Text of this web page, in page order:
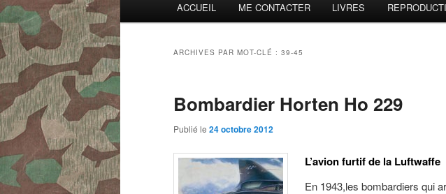
ACCUEIL ME CONTACTER LIVRES
ARCHIVES PAR MOT-CLÉ : 39-45
Bombardier Horten Ho 229
Publié le 24 octobre 2012
L’avion furtif de la Luftwaffe
En 1943,les bombardiers qui